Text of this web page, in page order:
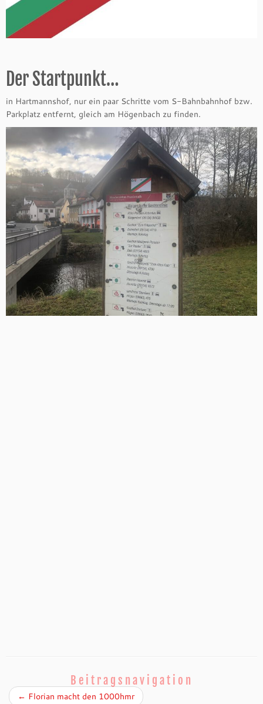
Der Startpunkt…
in Hartmannshof, nur ein paar Schritte vom S-Bahnbahnhof bzw.
Parkplatz entfernt, gleich am Högenbach zu finden.
Beitragsnavigation
← Florian macht den 1000hmr